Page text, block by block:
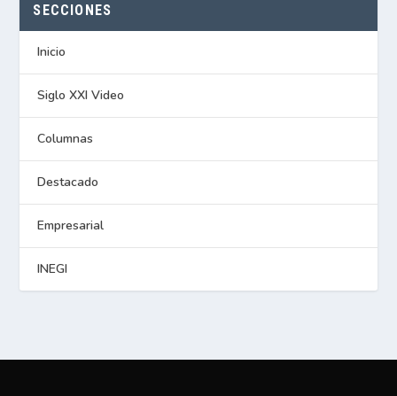
SECCIONES
Inicio
Siglo XXI Video
Columnas
Destacado
Empresarial
INEGI